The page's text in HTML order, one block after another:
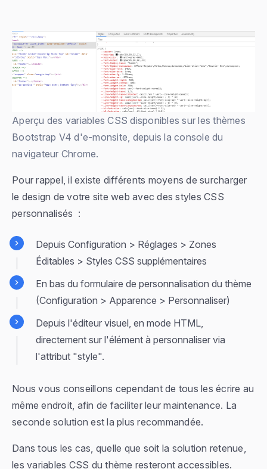
Aperçu des variables CSS disponibles sur les thèmes
Bootstrap V4 d'e-monsite, depuis la console du
navigateur Chrome.
Pour rappel, il existe différents moyens de surcharger
le design de votre site web avec des styles CSS
personnalisés :
Depuis Configuration > Réglages > Zones
Éditables > Styles CSS supplémentaires
En bas du formulaire de personnalisation du thème
(Configuration > Apparence > Personnaliser)
Depuis l'éditeur visuel, en mode HTML,
directement sur l'élément à personnaliser via
l'attribut "style".
Nous vous conseillons cependant de tous les écrire au
même endroit, afin de faciliter leur maintenance. La
seconde solution est la plus recommandée.
Dans tous les cas, quelle que soit la solution retenue,
les variables CSS du thème resteront accessibles.